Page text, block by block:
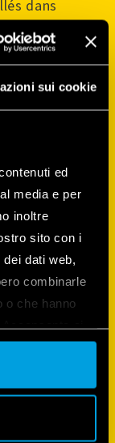
sui cookie
ed
media e per
inoltre
sito con i
dati web,
combinarle
o che hanno
sito web.
dans
pour
vos